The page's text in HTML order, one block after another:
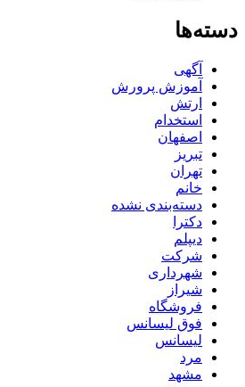
دسته‌ها
آگهی
آموزش پرورش
ارتش
استخدام
اصفهان
تبریز
تهران
خانم
دسته‌بندی نشده
دکترا
دیپلم
شرکت
شهرداری
شیراز
فروشگاه
فوق لیسانس
لیسانس
مرد
مشهد